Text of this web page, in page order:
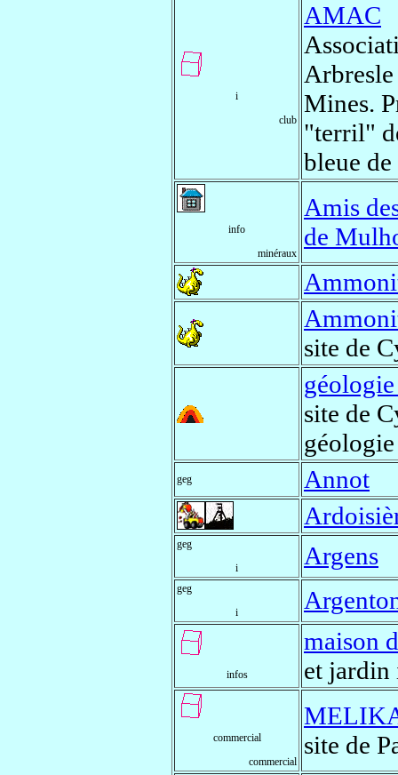
i
club
AMAC
Mines.
"terril"
bleue de
info
minéraux
Amis
de
site de
site de
geg
Annot
geg
i
Argens
geg
i
infos
maison
et
commercial
commercial
site de